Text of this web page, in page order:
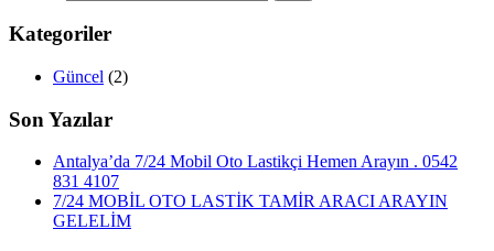
Kategoriler
Güncel (2)
Son Yazılar
Antalya’da 7/24 Mobil Oto Lastikçi Hemen Arayın . 0542
831 4107
7/24 MOBİL OTO LASTİK TAMİR ARACI ARAYIN
GELELİM